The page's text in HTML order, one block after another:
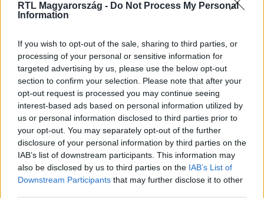
RTL Magyarország - Do Not Process My Personal
Information
If you wish to opt-out of the sale, sharing to third parties, or
processing of your personal or sensitive information for
targeted advertising by us, please use the below opt-out
section to confirm your selection. Please note that after your
opt-out request is processed you may continue seeing
interest-based ads based on personal information utilized by
us or personal information disclosed to third parties prior to
your opt-out. You may separately opt-out of the further
disclosure of your personal information by third parties on the
IAB’s list of downstream participants. This information may
also be disclosed by us to third parties on the IAB’s List of
Downstream Participants that may further disclose it to other
Kövess minket, és értesülj a friss hírekről a
Facebookon is!
Követem
BELFÖLD VARGA JUDIT #MAGYAR PÉTER
#CSALÁDON BELÜLI ERŐSZAK # FACEBOOK